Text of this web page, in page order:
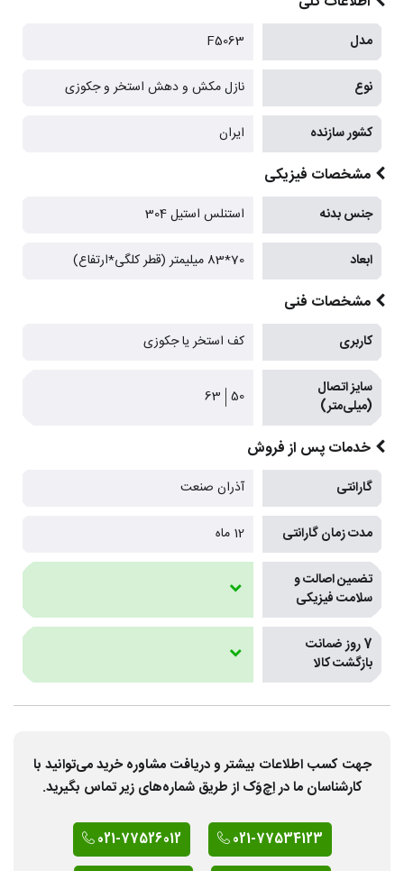
مدل F5063
نوع نازل مکش و دهش استخر و جکوزی
کشور سازنده ایران
مشخصات فیزیکی
جنس بدنه استنلس استیل 304
ابعاد 70*83 میلیمتر (قطر کلگی*ارتفاع)
مشخصات فنی
کاربری کف استخر یا جکوزی
سایز اتصال
(میلی‌متر)
50
63
خدمات پس از فروش
گارانتی آذران صنعت
مدت زمان گارانتی 12 ماه
تضمین اصالت و
سلامت فیزیکی
7 روز ضمانت
بازگشت کالا
جهت کسب اطلاعات بیشتر و دریافت مشاوره خرید می‌توانید با
کارشناسان ما در اِچ‌وَک از طریق شماره‌های زیر تماس بگیرید.
021-77534123
021-77526012